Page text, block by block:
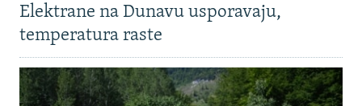
Elektrane na Dunavu usporavaju,
temperatura raste